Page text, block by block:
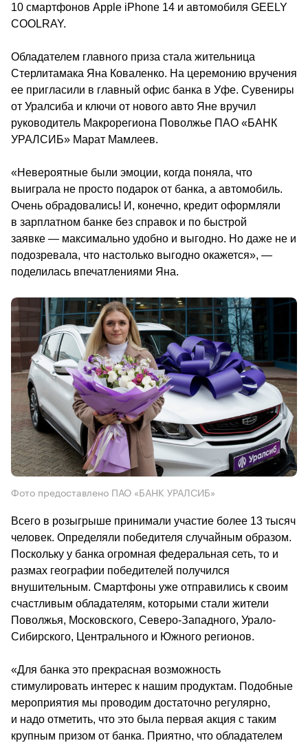
10 смартфонов Apple iPhone 14 и автомобиля GEELY
COOLRAY.
Обладателем главного приза стала жительница
Стерлитамака Яна Коваленко. На церемонию вручения
ее пригласили в главный офис банка в Уфе. Сувениры
от Уралсиба и ключи от нового авто Яне вручил
руководитель Макрорегиона Поволжье ПАО «БАНК
УРАЛСИБ» Марат Мамлеев.
«Невероятные были эмоции, когда поняла, что
выиграла не просто подарок от банка, а автомобиль.
Очень обрадовались! И, конечно, кредит оформляли
в зарплатном банке без справок и по быстрой
заявке — максимально удобно и выгодно. Но даже не и
подозревала, что настолько выгодно окажется», —
поделилась впечатлениями Яна.
Фото предоставлено ПАО «БАНК УРАЛСИБ»
Всего в розыгрыше принимали участие более 13 тысяч
человек. Определяли победителя случайным образом.
Поскольку у банка огромная федеральная сеть, то и
размах географии победителей получился
внушительным. Смартфоны уже отправились к своим
счастливым обладателям, которыми стали жители
Поволжья, Московского, Северо-Западного, Урало-
Сибирского, Центрального и Южного регионов.
«Для банка это прекрасная возможность
стимулировать интерес к нашим продуктам. Подобные
мероприятия мы проводим достаточно регулярно,
и надо отметить, что это была первая акция с таким
крупным призом от банка. Приятно, что обладателем